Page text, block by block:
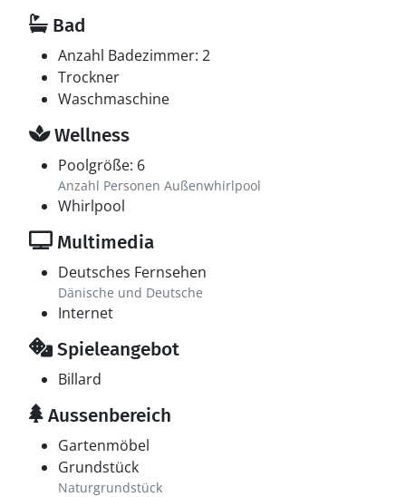
Bad
Anzahl Badezimmer: 2
Trockner
Waschmaschine
Wellness
Poolgröße: 6
Anzahl Personen Außenwhirlpool
Whirlpool
Multimedia
Deutsches Fernsehen
Dänische und Deutsche
Internet
Spieleangebot
Billard
Aussenbereich
Gartenmöbel
Grundstück
Naturgrundstück